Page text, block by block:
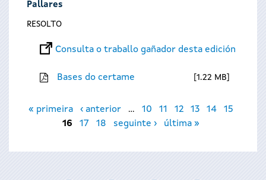
Pallares
RESOLTO
Consulta o traballo gañador desta edición
Bases do certame 1.22 MB
Páxinas
« primeira ‹ anterior … 10 11 12 13 14
15
16
17 18 seguinte › última »